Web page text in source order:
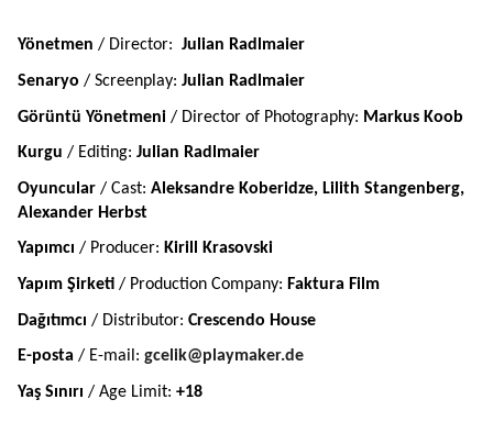
Yönetmen / Director: Julian Radlmaier
Senaryo / Screenplay: Julian Radlmaier
Görüntü Yönetmeni / Director of Photography: Markus Koob
Kurgu / Editing: Julian Radlmaier
Oyuncular / Cast: Aleksandre Koberidze, Lilith Stangenberg,
Alexander Herbst
Yapımcı / Producer: Kirill Krasovski
Yapım Şirketi / Production Company: Faktura Film
Dağıtımcı / Distributor: Crescendo House
E-posta / E-mail: gcelik@playmaker.de
Yaş Sınırı / Age Limit: +18